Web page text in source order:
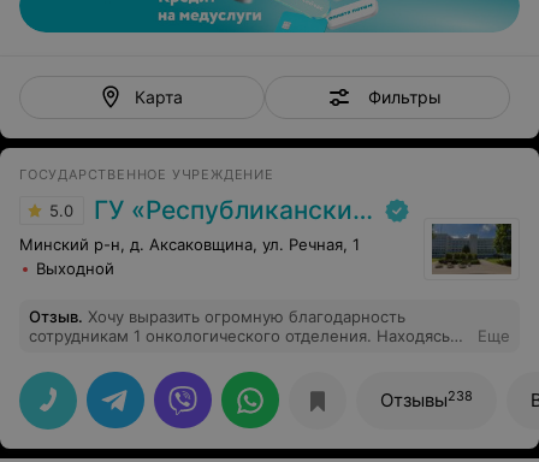
Карта Фильтры
ГОСУДАРСТВЕННОЕ УЧРЕЖДЕНИЕ
5.0 ГУ «Республиканский научно-практический центр медицинской экспертизы и реабилитаци»
Минский р-н, д. Аксаковщина, ул. Речная, 1
Выходной
Отзыв. Хочу выразить огромную благодарность
сотрудникам 1 онкологического отделения. Находясь
благодарность зав.отделением Гук Инне Павловне и ее
слаженному коллективу врачей, сестричек и
санитарочек. Чувствуешь заботу и внимание почти
отеческое. Прекрасное отношение к пациентам.
Хорошее адекватное лечение. Пришла огнувшаяся с
Еще
Отзывы238